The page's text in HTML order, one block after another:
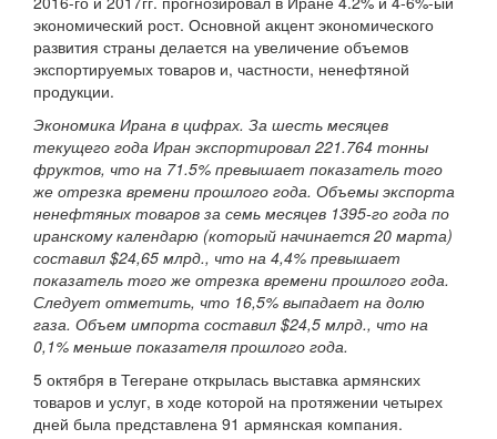
экономический рост. Основной акцент экономического
развития страны делается на увеличение объемов
экспортируемых товаров и, частности, ненефтяной
продукции.
Экономика Ирана в цифрах. За шесть месяцев
текущего года Иран экспортировал 221.764 тонны
фруктов, что на 71.5% превышает показатель того
же отрезка времени прошлого года. Объемы экспорта
ненефтяных товаров за семь месяцев 1395-го года по
иранскому календарю (который начинается 20 марта)
составил $24,65 млрд., что на 4,4% превышает
показатель того же отрезка времени прошлого года.
Следует отметить, что 16,5% выпадает на долю
газа. Объем импорта составил $24,5 млрд., что на
0,1% меньше показателя прошлого года.
5 октября в Тегеране открылась выставка армянских
товаров и услуг, в ходе которой на протяжении четырех
дней была представлена 91 армянская компания.